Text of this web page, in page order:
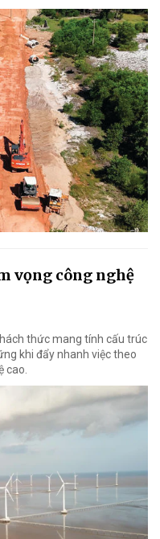
vọng công nghệ
thức mang tính cấu trúc
khi đẩy nhanh việc theo
cao.